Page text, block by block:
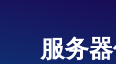
服务